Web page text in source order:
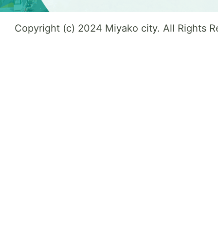
Copyright (c) 2024 Miyako city. All Rights